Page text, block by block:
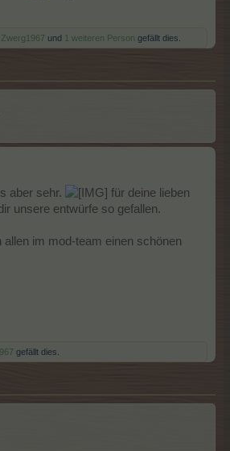
Zwerg1967 und 1 weiteren Person gefällt dies.
aber sehr.
für deine lieben
unsere entwürfe so gefallen.
im mod-team einen schönen
gefällt dies.